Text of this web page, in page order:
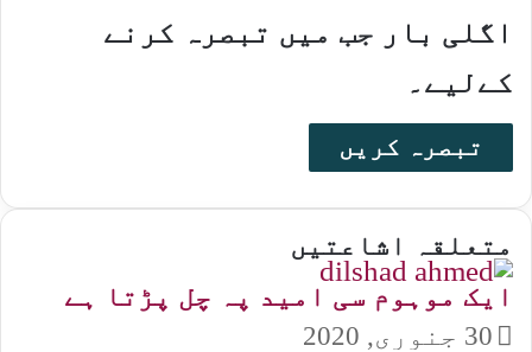
اگلی بار جب میں تبصرہ کرنے
کےلیے۔
متعلقہ اشاعتیں
ایک موہوم سی امید پہ چل پڑتا ہے
30 جنوری, 2020